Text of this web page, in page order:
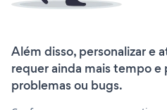
Além disso, personalizar e
requer ainda mais tempo e
problemas ou bugs.